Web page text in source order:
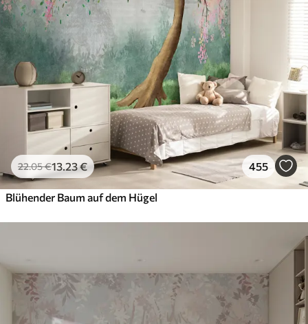
22.05€13 .23€ 455
Blühender Baum auf dem Hügel